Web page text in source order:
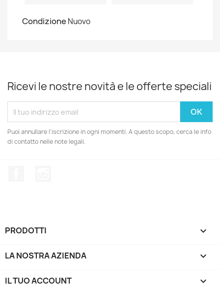
Condizione Nuovo
Ricevi le nostre novità e le offerte speciali
Puoi annullare l'iscrizione in ogni momenti. A questo scopo, cerca le info
di contatto nelle note legali.
PRODOTTI 
LA NOSTRA AZIENDA 
IL TUO ACCOUNT 